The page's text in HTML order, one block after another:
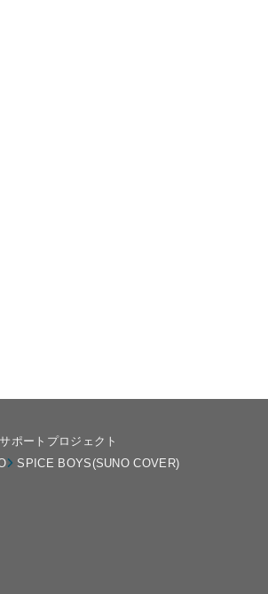
サポートプロジェクト
SPICE BOYS(SUNO COVER)